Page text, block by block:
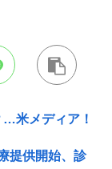
米メディア！
提供開始、診